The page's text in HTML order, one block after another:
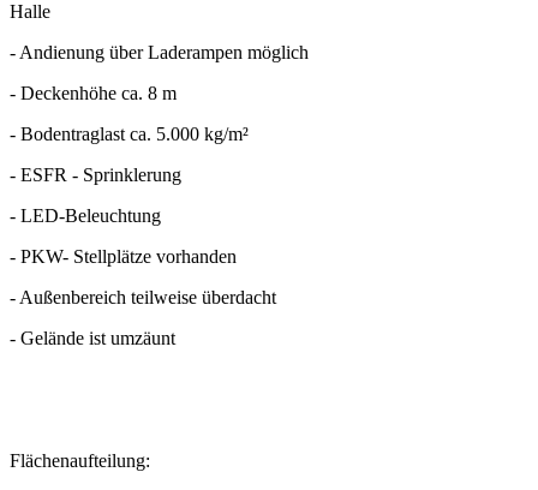
Halle
- Andienung über Laderampen möglich
- Deckenhöhe ca. 8 m
- Bodentraglast ca. 5.000 kg/m²
- ESFR - Sprinklerung
- LED-Beleuchtung
- PKW- Stellplätze vorhanden
- Außenbereich teilweise überdacht
- Gelände ist umzäunt
Flächenaufteilung: